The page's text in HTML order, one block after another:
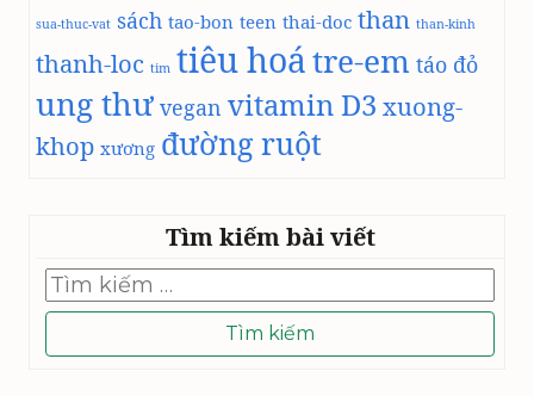
sua-thuc-vat sách tao-bon teen thai-doc than than-kinh
thanh-loc tim tiêu hoátre-em táo đỏ
ung thư vegan vitamin D3 xuong-
khop xương đường ruột
Tìm kiếm bài viết
Tìm
kiếm
cho: